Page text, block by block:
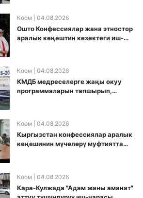
Коом | 04.08.2026
Ошто Конфессиялар жана этностор
аралык кеңештин кезектеги иш-
Коом | 04.08.2026
КМДБ медреселерге жаңы окуу
программаларын тапшырып,
Коом | 04.08.2026
Кыргызстан конфессиялар аралык
кеӊешинин мүчөлөрү муфтиятта
Коом | 04.08.2026
Кара-Кулжада "Адам жаны аманат"